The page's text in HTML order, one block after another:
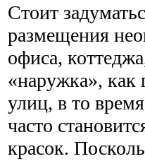
Стоит
размещения
офиса,
«наружка», как
улиц, в то
часто
красок.